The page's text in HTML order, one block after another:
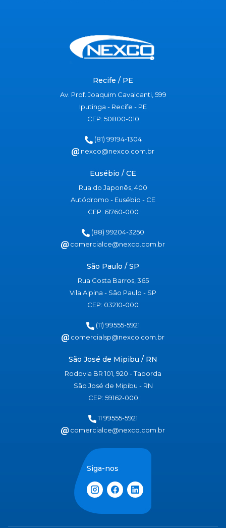
Recife / PE
Av. Prof. Joaquim Cavalcanti, 599
Iputinga - Recife - PE
CEP: 50800-010
(81) 99194-1304
nexco@nexco.com.br
Eusébio / CE
Rua do Japonês, 400
Autódromo - Eusébio - CE
CEP: 61760-000
(88) 99204-3250
comercialce@nexco.com.br
São Paulo / SP
Rua Costa Barros, 365
Vila Alpina - São Paulo - SP
CEP: 03210-000
(11) 99555-5921
comercialsp@nexco.com.br
São José de Mipibu / RN
Rodovia BR 101, 920 - Taborda
São José de Mipibu - RN
CEP: 59162-000
11 99555-5921
comercialce@nexco.com.br
Siga-nos